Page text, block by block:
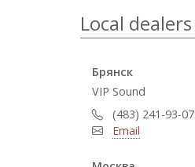
Local dealers
Брянск
VIP Sound
(483) 241-93-07
Email